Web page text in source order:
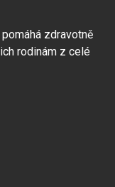
zdravotně
rodinám z celé